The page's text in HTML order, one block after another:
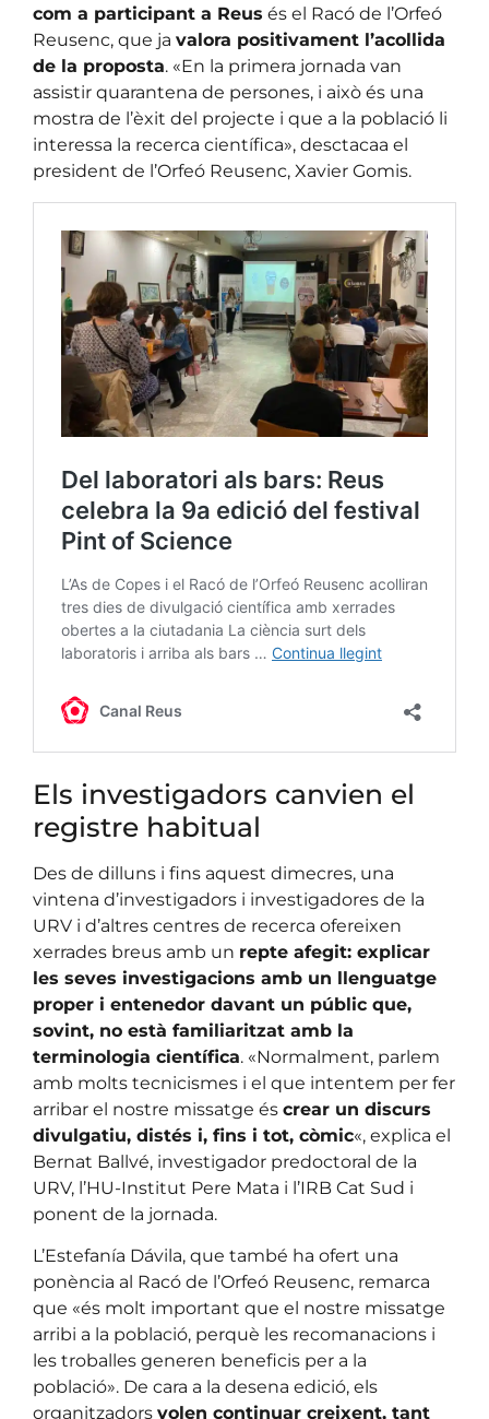
com a participant a Reus és el Racó de l’Orfeó
Reusenc, que ja valora positivament l’acollida
de la proposta. «En la primera jornada van
assistir quarantena de persones, i això és una
mostra de l’èxit del projecte i que a la població li
interessa la recerca científica», desctacaa el
president de l’Orfeó Reusenc, Xavier Gomis.
Els investigadors canvien el
registre habitual
Des de dilluns i fins aquest dimecres, una
vintena d’investigadors i investigadores de la
URV i d’altres centres de recerca ofereixen
xerrades breus amb un repte afegit: explicar
les seves investigacions amb un llenguatge
proper i entenedor davant un públic que,
sovint, no està familiaritzat amb la
terminologia científica. «Normalment, parlem
amb molts tecnicismes i el que intentem per fer
arribar el nostre missatge és crear un discurs
divulgatiu, distés i, fins i tot, còmic«, explica el
Bernat Ballvé, investigador predoctoral de la
URV, l’HU-Institut Pere Mata i l’IRB Cat Sud i
ponent de la jornada.
L’Estefanía Dávila, que també ha ofert una
ponència al Racó de l’Orfeó Reusenc, remarca
que «és molt important que el nostre missatge
arribi a la població, perquè les recomanacions i
les troballes generen beneficis per a la
població». De cara a la desena edició, els
organitzadors volen continuar creixent, tant